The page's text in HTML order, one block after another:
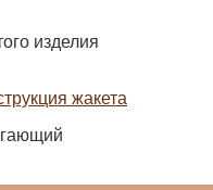
изделия
жакета